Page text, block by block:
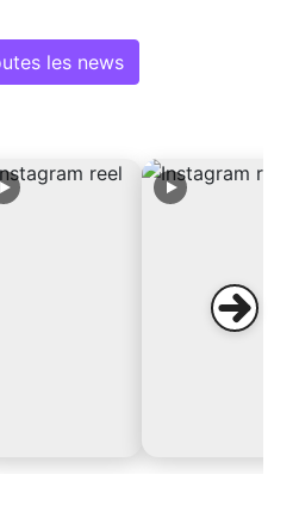
les news